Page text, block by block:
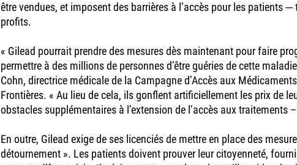
être vendues, et imposent des barrières à l’accès pour les patients
profits.
« Gilead pourrait prendre des mesures dès maintenant pour faire
permettre à des millions de personnes d’être guéries de cette
Cohn, directrice médicale de la Campagne d’Accès aux
Frontières. « Au lieu de cela, ils gonflent artificiellement les prix de
obstacles supplémentaires à l’extension de l’accès aux traitements
En outre, Gilead exige de ses licenciés de mettre en place des
détournement ». Les patients doivent prouver leur citoyenneté,